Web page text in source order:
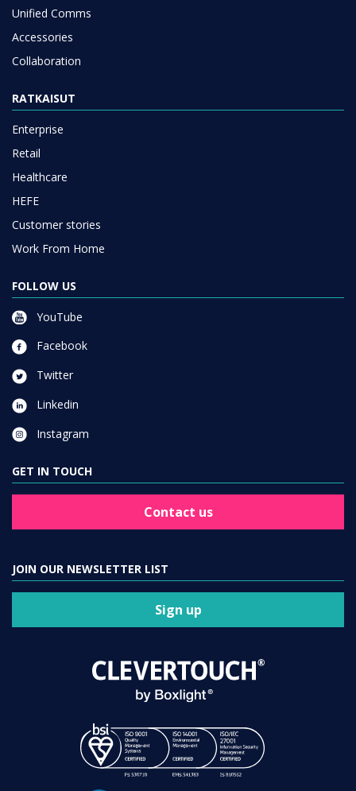
Unified Comms
Accessories
Collaboration
RATKAISUT
Enterprise
Retail
Healthcare
HEFE
Customer stories
Work From Home
FOLLOW US
YouTube
Facebook
Twitter
Linkedin
Instagram
GET IN TOUCH
Contact us
JOIN OUR NEWSLETTER LIST
Sign up